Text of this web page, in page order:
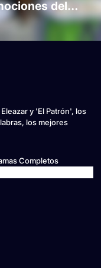
del
y 'El Patrón', los
los mejores
Completos